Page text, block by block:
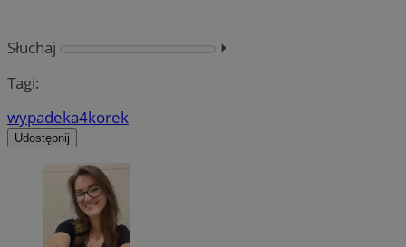
Słuchaj
⏵︎
Tagi:
wypadeka4korek
Udostępnij